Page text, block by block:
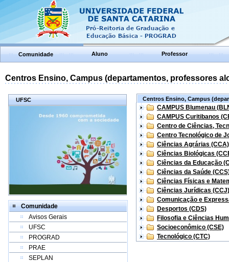
Comunidade Aluno Professor
Centros Ensino, Campus (departamentos, professores
UFSC
Comunidade
Avisos Gerais
UFSC
PROGRAD
PRAE
SEPLAN
Centros Ensino, Campus
CAMPUS Blumenau
CAMPUS Curitibanos
Centro de Ciências,
Centro Tecnológico de
Ciências Agrárias (CCA)
Ciências Biológicas
Ciências da Educação
Ciências da Saúde
Ciências Físicas e
Ciências Jurídicas (CCJ)
Comunicação e
Desportos (CDS)
Filosofia e Ciências
Socioeconômico (CSE)
Tecnológico (CTC)